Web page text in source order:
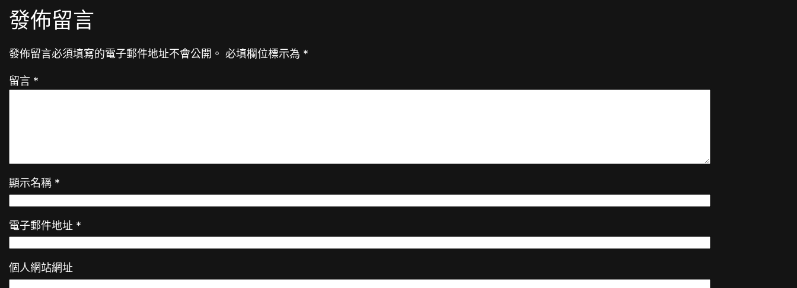
發佈留言
發佈留言必須填寫的電子郵件地址不會公開。 必填欄位標示為 *
留言 *
顯示名稱 *
電子郵件地址 *
個人網站網址